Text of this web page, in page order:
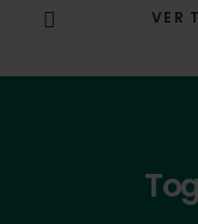
VER